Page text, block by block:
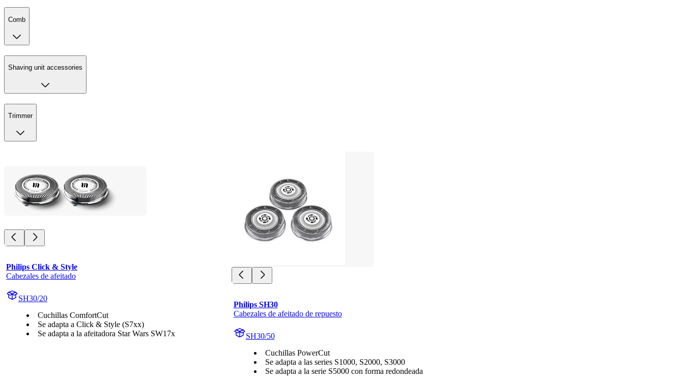
Comb
Shaving unit accessories
Trimmer
Philips Click & Style
Cabezales de afeitado
SH30/20
Cuchillas ComfortCut
Se adapta a Click & Style (S7xx)
Se adapta a la afeitadora Star Wars SW17x
Philips SH30
Cabezales de afeitado de repuesto
SH30/50
Cuchillas PowerCut
Se adapta a las series S1000, S2000, S3000
Se adapta a la serie S5000 con forma redondeada